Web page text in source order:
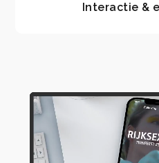
Interactie &